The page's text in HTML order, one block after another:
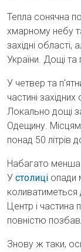
Тепла сонячна
хмарному небу
західні області,
України. Дощі та
У четвер та
частині
Локально дощі
Одещину.
понад 50 літрів
Набагато менша
У столиці опади
коливатиметься
Центр і частина
повністю
Знову ж таки,